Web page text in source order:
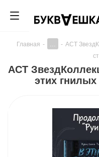
Главная - - АСТ
АСТ
этих гнилых